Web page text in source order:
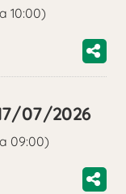
10:00)
07/2026
09:00)